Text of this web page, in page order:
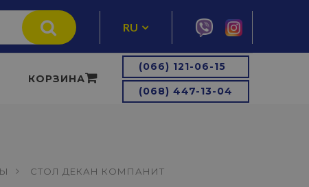
RU
(066) 121-06-15
(068) 447-13-04
КОРЗИНА
СТОЛ ДЕКАН КОМПАНИТ